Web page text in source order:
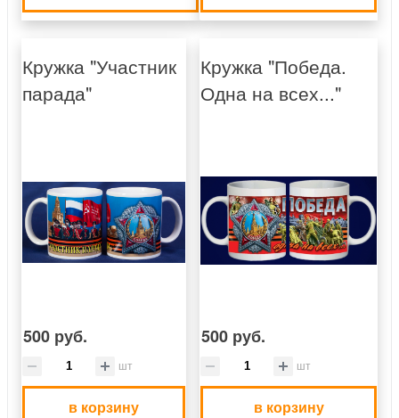
Кружка "Участник
парада"
500 руб.
шт
в корзину
Кружка "Победа.
Одна на всех..."
500 руб.
шт
в корзину